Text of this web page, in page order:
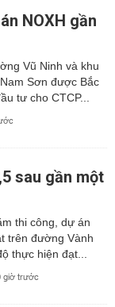
NOXH gần
Vũ Ninh và khu
Sơn được Bắc
tư cho CTCP...
sau gần một
thi công, dự án
trên đường Vành
thực hiện đạt...
giờ trước